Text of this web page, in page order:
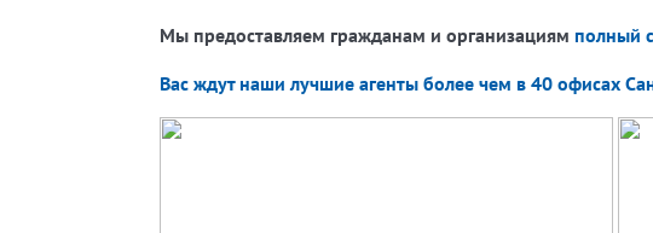
Мы предоставляем гражданам и организациям полный
Вас ждут наши лучшие агенты более чем в 40 офисах